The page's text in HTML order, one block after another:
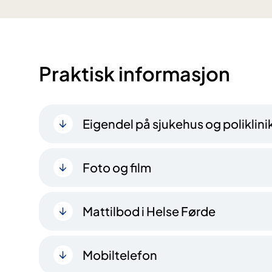
Praktisk informasjon
Eigendel på sjukehus og
Foto og film
Mattilbod i Helse Førde
Mobiltelefon